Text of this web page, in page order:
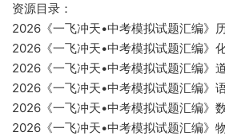
资源目录：
2026《一飞冲天•中考模拟试题汇编》
2026《一飞冲天•中考模拟试题汇编》
2026《一飞冲天•中考模拟试题汇编》
2026《一飞冲天•中考模拟试题汇编》
2026《一飞冲天•中考模拟试题汇编》
2026《一飞冲天•中考模拟试题汇编》